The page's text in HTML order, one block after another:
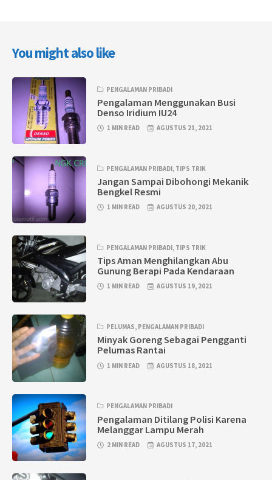
You might also like
PENGALAMAN PRIBADI
Pengalaman Menggunakan Busi
Denso Iridium IU24
1 MIN READ AGUSTUS 21, 2021
PENGALAMAN PRIBADI, TIPS TRIK
Jangan Sampai Dibohongi Mekanik
Bengkel Resmi
1 MIN READ AGUSTUS 20, 2021
PENGALAMAN PRIBADI, TIPS TRIK
Tips Aman Menghilangkan Abu
Gunung Berapi Pada Kendaraan
1 MIN READ AGUSTUS 19, 2021
PELUMAS, PENGALAMAN PRIBADI
Minyak Goreng Sebagai Pengganti
Pelumas Rantai
1 MIN READ AGUSTUS 18, 2021
PENGALAMAN PRIBADI
Pengalaman Ditilang Polisi Karena
Melanggar Lampu Merah
2 MIN READ AGUSTUS 17, 2021